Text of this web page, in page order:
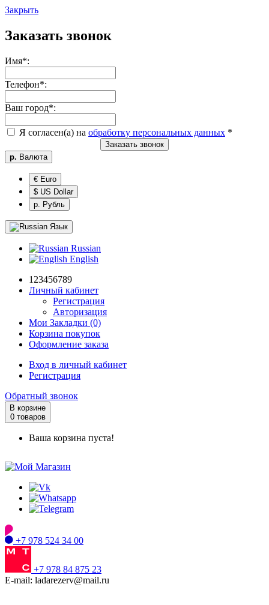
Закрыть
Заказать звонок
Имя*:
Телефон*:
Ваш город*:
Я согласен(а) на обработку персональных данных *
Заказать звонок
р. Валюта
€ Euro
$ US Dollar
р. Рубль
Язык
Russian
English
123456789
Личный кабинет
Регистрация
Авторизация
Мои Закладки (0)
Корзина покупок
Оформление заказа
Вход в личный кабинет
Регистрация
Обратный звонок
В корзине
0 товаров
Ваша корзина пуста!
+7 978 524 34 00
+7 978 84 875 23
E-mail: ladarezerv@mail.ru